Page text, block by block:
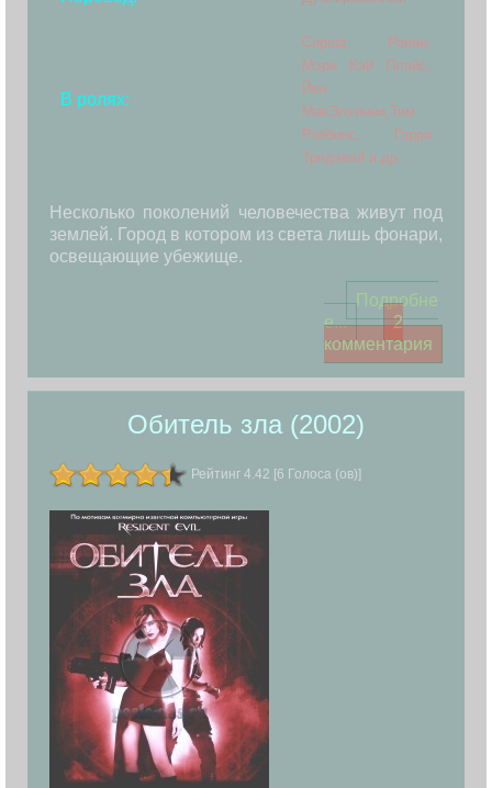
В ролях:
Сирша Ронан,
Мэри Кэй Плэйс,
Йен
МакЭлхинни,Тим
Роббинс, Гарри
Тредэвэй и др.
Несколько поколений человечества живут под
землей. Город в котором из света лишь фонари,
освещающие убежище.
Подробне
е...
2
комментария
Обитель зла (2002)
Рейтинг 4.42 [6 Голоса (ов)]